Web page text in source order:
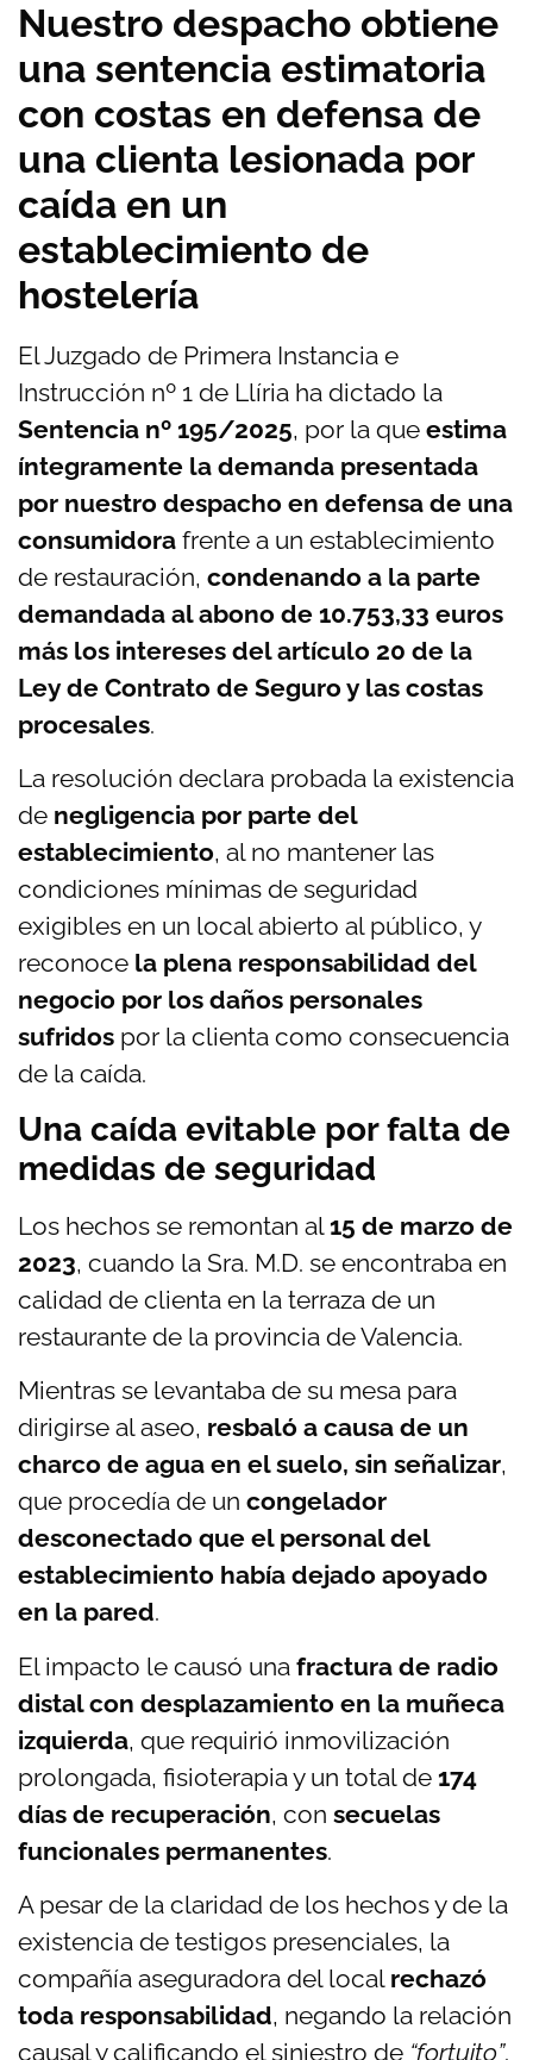
Nuestro despacho obtiene
una sentencia estimatoria
con costas en defensa de
una clienta lesionada por
caída en un
establecimiento de
hostelería
El Juzgado de Primera Instancia e
Instrucción nº 1 de Llíria ha dictado la
Sentencia nº 195/2025, por la que estima
íntegramente la demanda presentada
por nuestro despacho en defensa de una
consumidora frente a un establecimiento
de restauración, condenando a la parte
demandada al abono de 10.753,33 euros
más los intereses del artículo 20 de la
Ley de Contrato de Seguro y las costas
procesales.
La resolución declara probada la existencia
de negligencia por parte del
establecimiento, al no mantener las
condiciones mínimas de seguridad
exigibles en un local abierto al público, y
reconoce la plena responsabilidad del
negocio por los daños personales
sufridos por la clienta como consecuencia
de la caída.
Una caída evitable por falta de
medidas de seguridad
Los hechos se remontan al 15 de marzo de
2023, cuando la Sra. M.D. se encontraba en
calidad de clienta en la terraza de un
restaurante de la provincia de Valencia.
Mientras se levantaba de su mesa para
dirigirse al aseo, resbaló a causa de un
charco de agua en el suelo, sin señalizar,
que procedía de un congelador
desconectado que el personal del
establecimiento había dejado apoyado
en la pared.
El impacto le causó una fractura de radio
distal con desplazamiento en la muñeca
izquierda, que requirió inmovilización
prolongada, fisioterapia y un total de 174
días de recuperación, con secuelas
funcionales permanentes.
A pesar de la claridad de los hechos y de la
existencia de testigos presenciales, la
compañía aseguradora del local rechazó
toda responsabilidad, negando la relación
causal y calificando el siniestro de “fortuito”.